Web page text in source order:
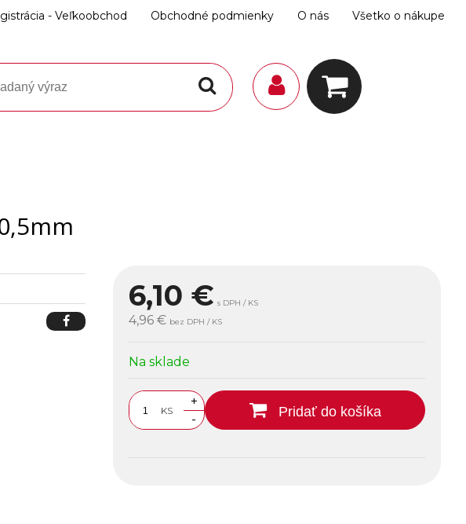
- Veľkoobchod Obchodné podmienky O nás Všetko o nákupe
6,10 € s DPH / KS
4,96 € bez DPH / KS
Na sklade
KS
+
-
Pridať do košíka